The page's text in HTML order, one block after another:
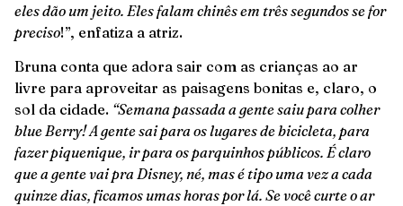
eles dão um jeito. Eles falam chinês em três segundos se for
preciso!”, enfatiza a atriz.
Bruna conta que adora sair com as crianças ao ar
livre para aproveitar as paisagens bonitas e, claro, o
sol da cidade. “Semana passada a gente saiu para colher
blue Berry! A gente sai para os lugares de bicicleta, para
fazer piquenique, ir para os parquinhos públicos. É claro
que a gente vai pra Disney, né, mas é tipo uma vez a cada
quinze dias, ficamos umas horas por lá. Se você curte o ar